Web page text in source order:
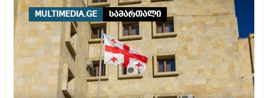
MULTIMEDIA.GE სამართალი